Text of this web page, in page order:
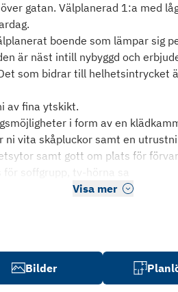
gatan. Välplanerad 1:a med
boende som lämpar sig
är näst intill nybyggd och
som bidrar till helhetsintrycket
av fina ytskikt.
i form av en
vita skåpluckor samt en
samt gott om plats för
soffgrupp, tv-hörna sa
Visa mer
Bilder